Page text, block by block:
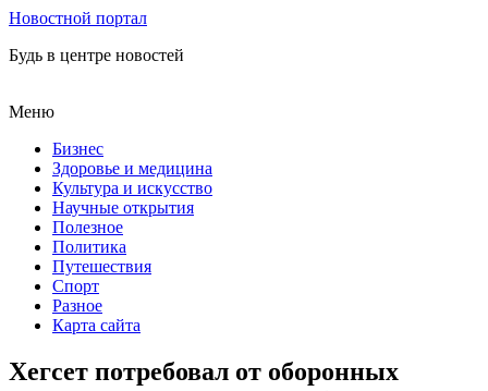
Новостной портал
Будь в центре новостей
Меню
Бизнес
Здоровье и медицина
Культура и искусство
Научные открытия
Полезное
Политика
Путешествия
Спорт
Разное
Карта сайта
Хегсет потребовал от оборонных